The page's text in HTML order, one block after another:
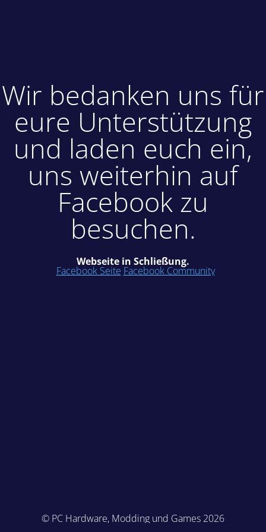
Wir bedanken uns für
eure Unterstützung
und laden euch ein,
uns weiterhin auf
Facebook zu
besuchen.
Webseite in Schließung.
Facebook Seite Facebook Community
© PC Hardware, Modding und Games 2026